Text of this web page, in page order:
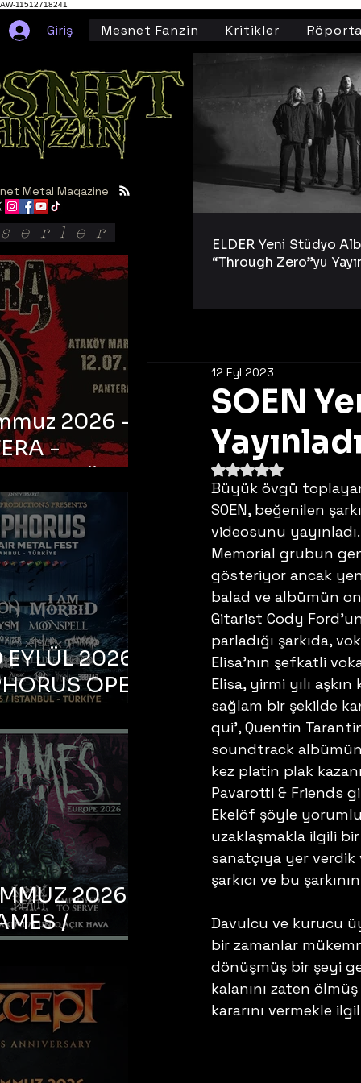
AW-11512718241
Giriş Mesnet Fanzin Kritikler
SOEN
12 Eyl 2023
5 üzerinden NaN yıldız
Büyük övgü
SOEN, beğenilen
videosunu yayınladı.
Memorial grubun
gösteriyor ancak
balad ve albümün
Gitarist Cody
parladığı şarkıda,
Elisa’nın şefkatli
Elisa, yirmi yılı
sağlam bir şekilde
qui’, Quentin
soundtrack
kez platin plak
Pavarotti & Friends
Ekelöf şöyle
uzaklaşmakla ilgili
sanatçıya yer verdik
şarkıcı ve bu
Davulcu ve kurucu
bir zamanlar
dönüşmüş bir şeyi
kalanını zaten
kararını vermekle
Metal Magazine
ELDER Yeni Stüdyo
“Through Zero”yu
2026 -
-
Ataköy
Arena
2026 –
OPEN
FEST
2026 –
/
DEATH /
– İstanbul,
Uniq